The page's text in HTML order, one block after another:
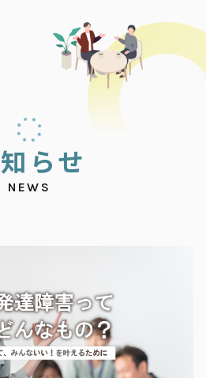
知 らせ
NEWS
お知らせ